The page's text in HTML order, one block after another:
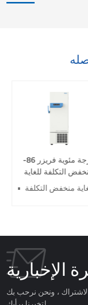
-86 درجة مئوية فريزر
التكلفة للغاية
للمختبرات والطبية DW-
HL340
الإخبارية
، ونحن نرحب بك